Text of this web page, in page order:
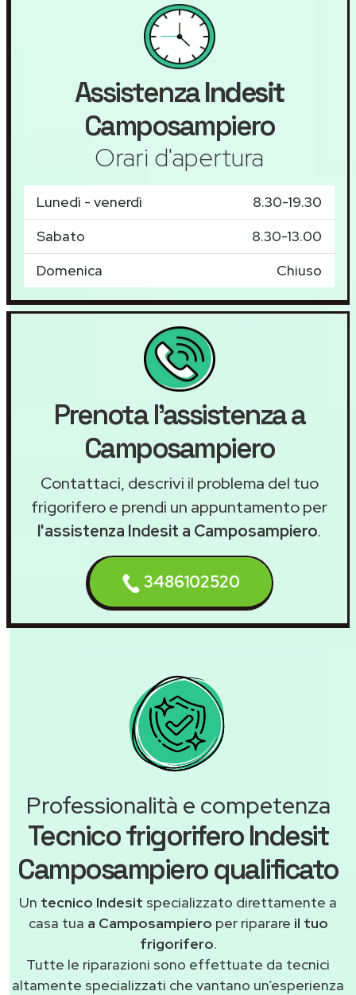
AssistenzaIndesit
Camposampiero
Orari d'apertura
Lunedì - venerdì
8.30-19.30
Sabato
8.30-13.00
Domenica
Chiuso
Prenota l'assistenza a
Camposampiero
Contattaci, descrivi il problema del tuo
frigorifero e prendi un appuntamento per
l'assistenza Indesit a Camposampiero.
3486102520
Professionalità e competenza
Tecnico frigorifero Indesit
Camposampiero qualificato
Un tecnico Indesit specializzato direttamente a
casa tua a Camposampiero per riparare il tuo
frigorifero.
Tutte le riparazioni sono effettuate da tecnici
altamente specializzati che vantano un’esperienza